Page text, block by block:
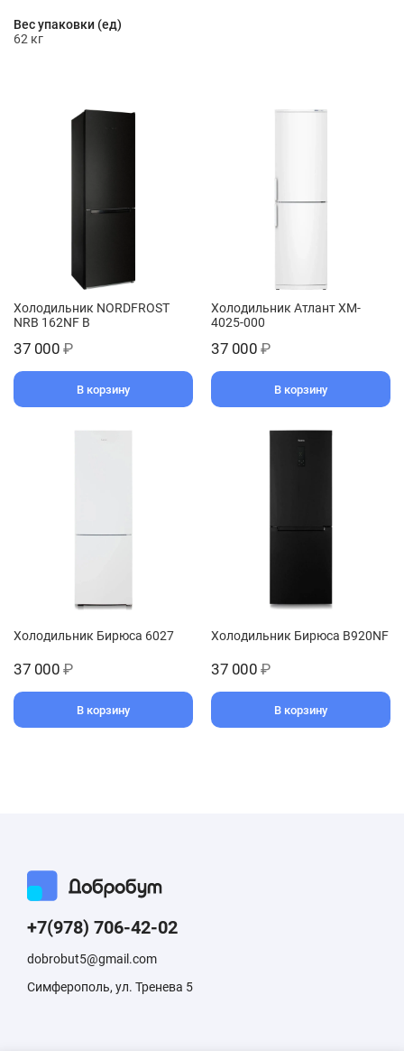
Вес упаковки (ед)
62 кг
Холодильник NORDFROST
NRB 162NF B
37 000 ₽
В корзину
Холодильник Атлант XM-
4025-000
37 000 ₽
В корзину
Холодильник Бирюса 6027
37 000 ₽
В корзину
Холодильник Бирюса B920NF
37 000 ₽
В корзину
+7(978) 706-42-02
dobrobut5@gmail.com
Симферополь, ул. Тренева 5